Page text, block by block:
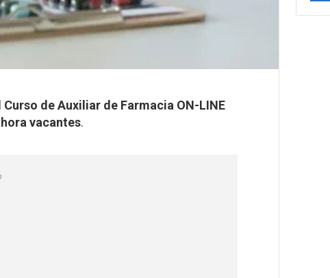
de Auxiliar de Farmacia ON-LINE
vacantes.